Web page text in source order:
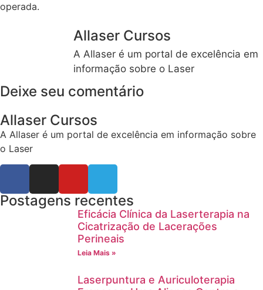
operada.
Allaser Cursos
A Allaser é um portal de excelência em
informação sobre o Laser
Deixe seu comentário
Allaser Cursos
A Allaser é um portal de excelência em informação sobre
o Laser
Postagens recentes
Eficácia Clínica da Laserterapia na
Cicatrização de Lacerações
Perineais
Leia Mais »
Laserpuntura e Auriculoterapia